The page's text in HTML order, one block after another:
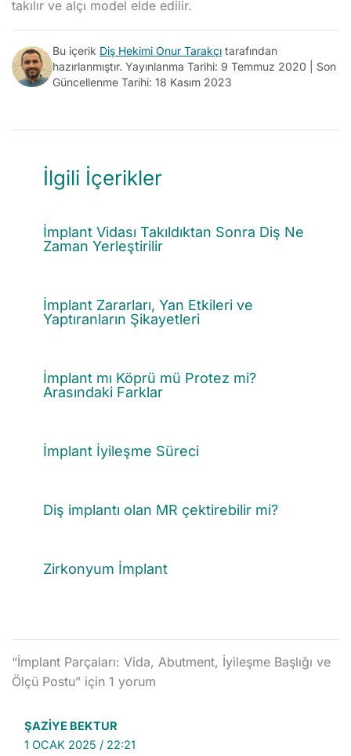
takılır ve alçı model elde edilir.
Bu içerik Diş Hekimi Onur Tarakçı tarafından
hazırlanmıştır. Yayınlanma Tarihi: 9 Temmuz 2020 | Son
Güncellenme Tarihi: 18 Kasım 2023
İlgili İçerikler
İmplant Vidası Takıldıktan Sonra Diş Ne
Zaman Yerleştirilir
İmplant Zararları, Yan Etkileri ve
Yaptıranların Şikayetleri
İmplant mı Köprü mü Protez mi?
Arasındaki Farklar
İmplant İyileşme Süreci
Diş implantı olan MR çektirebilir mi?
Zirkonyum İmplant
“İmplant Parçaları: Vida, Abutment, İyileşme Başlığı ve
Ölçü Postu” için 1 yorum
ŞAZIYE BEKTUR
1 OCAK 2025 / 22:21